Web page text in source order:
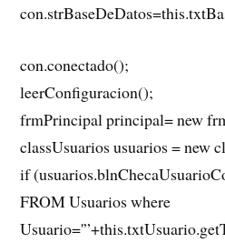
con.conectado();
leerConfiguracion();
frmPrincipal principal= new
classUsuarios usuarios = new
if
FROM Usuarios where